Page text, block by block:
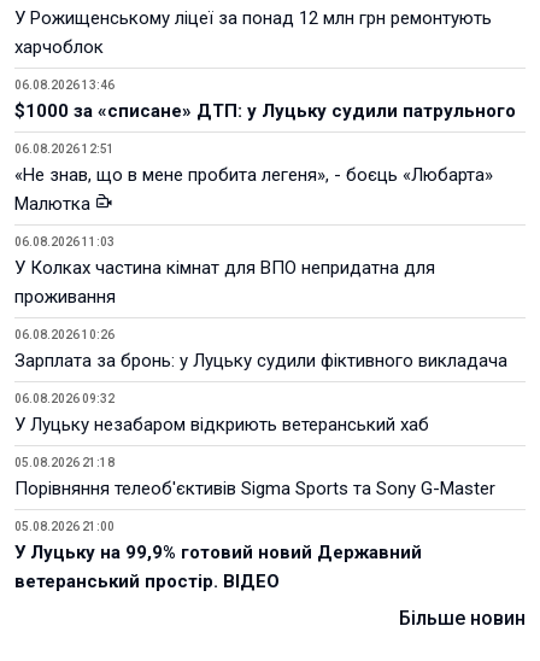
У Рожищенському ліцеї за понад 12 млн грн ремонтують
харчоблок
06.08.2026 13:46
$1000 за «списане» ДТП: у Луцьку судили патрульного
06.08.2026 12:51
«Не знав, що в мене пробита легеня», - боєць «Любарта»
Малютка
06.08.2026 11:03
У Колках частина кімнат для ВПО непридатна для
проживання
06.08.2026 10:26
Зарплата за бронь: у Луцьку судили фіктивного викладача
06.08.2026 09:32
У Луцьку незабаром відкриють ветеранський хаб
05.08.2026 21:18
Порівняння телеоб'єктивів Sigma Sports та Sony G-Master
05.08.2026 21:00
У Луцьку на 99,9% готовий новий Державний
ветеранський простір. ВІДЕО
Більше новин